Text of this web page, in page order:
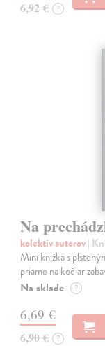
6,92 € ?
Na
kolektív autorov|
Mini knižka s
priamo na kočiar
Na sklade ?
6,69 €
6,90 € ?